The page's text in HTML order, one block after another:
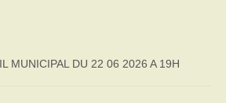
MUNICIPAL DU 22 06 2026 A 19H